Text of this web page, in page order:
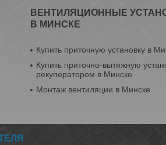
ВЕНТИЛЯЦИОННЫЕ
В МИНСКЕ
Купить приточную установку в
Купить приточно-вытяжную
рекуператором в Минске
Монтаж вентиляции в Минске